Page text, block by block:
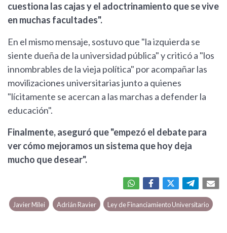
cuestiona las cajas y el adoctrinamiento que se vive
en muchas facultades".
En el mismo mensaje, sostuvo que "la izquierda se
siente dueña de la universidad pública" y criticó a "los
innombrables de la vieja política" por acompañar las
movilizaciones universitarias junto a quienes
"lícitamente se acercan a las marchas a defender la
educación".
Finalmente, aseguró que "empezó el debate para
ver cómo mejoramos un sistema que hoy deja
mucho que desear".
Javier Milei Adrián Ravier Ley de Financiamiento Universitario